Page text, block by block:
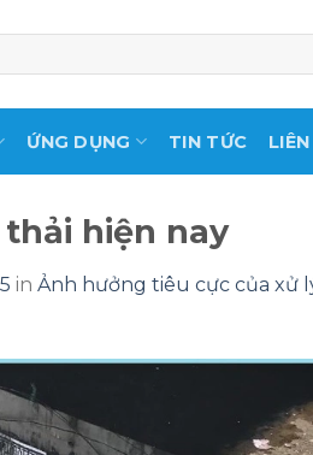
ỨNG DỤNG TIN TỨC
hiện nay
in Ảnh hưởng tiêu cực của xử